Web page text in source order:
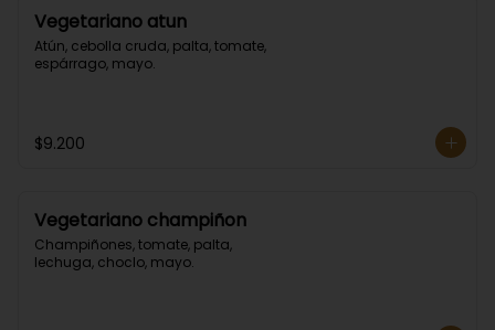
Vegetariano atun
Atún, cebolla cruda, palta, tomate,
espárrago, mayo.
$9.200
Vegetariano champiñon
Champiñones, tomate, palta,
lechuga, choclo, mayo.